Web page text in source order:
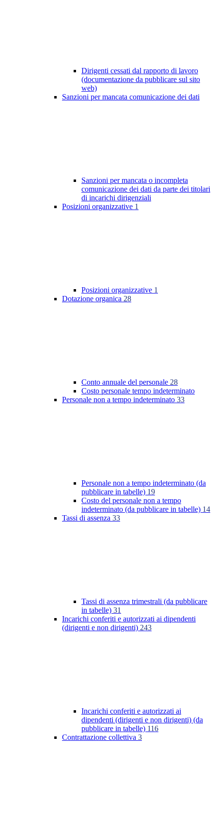
Dirigenti cessati dal rapporto di lavoro
(documentazione da pubblicare sul sito
web)
Sanzioni per mancata comunicazione dei dati
Sanzioni per mancata o incompleta
comunicazione dei dati da parte dei titolari
di incarichi dirigenziali
Posizioni organizzative 1
Posizioni organizzative 1
Dotazione organica 28
Conto annuale del personale 28
Costo personale tempo indeterminato
Personale non a tempo indeterminato 33
Personale non a tempo indeterminato (da
pubblicare in tabelle) 19
Costo del personale non a tempo
indeterminato (da pubblicare in tabelle) 14
Tassi di assenza 33
Tassi di assenza trimestrali (da pubblicare
in tabelle) 31
Incarichi conferiti e autorizzati ai dipendenti
(dirigenti e non dirigenti) 243
Incarichi conferiti e autorizzati ai
dipendenti (dirigenti e non dirigenti) (da
pubblicare in tabelle) 116
Contrattazione collettiva 3